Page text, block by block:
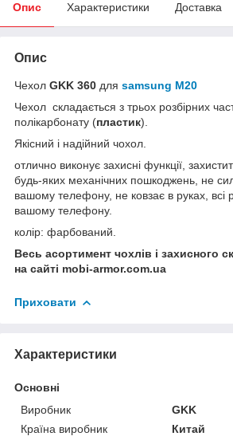
Опис Характеристики Доставка
Опис
Чехол GKK 360 для samsung M20
Чехол складається з трьох розбірних
полікарбонату (пластик).
Якісний і надійний чохол.
отлично виконує захисні функції,
будь-яких механічних пошкоджень, не
вашому телефону, не ковзає в руках, всі
вашому телефону.
колір: фарбований.
Весь асортимент чохлів і захисного
на сайті mobi-armor.com.ua
Приховати
Характеристики
Основні
Виробник
GKK
Країна виробник
Китай